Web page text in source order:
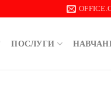
ПОСЛУГИ